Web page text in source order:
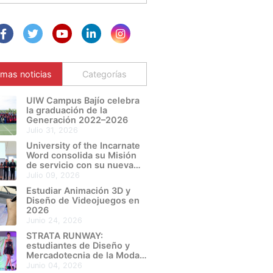
noticias Categorías
UIW Campus Bajío celebra
la graduación de la
Generación 2022–2026
julio 31, 2026
University of the Incarnate
Word consolida su Misión
de servicio con su nueva
Sede León Metropolitano
julio 09, 2026
Estudiar Animación 3D y
Diseño de Videojuegos en
2026
junio 24, 2026
STRATA RUNWAY:
estudiantes de Diseño y
Mercadotecnia de la Moda
de UIW Campus Bajío
junio 04, 2026